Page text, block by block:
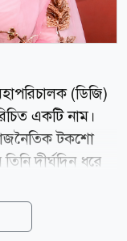
(ডিজি)
একটি নাম।
টকশো
দীর্ঘদিন ধরে
আলাদা
আমলে চাপে